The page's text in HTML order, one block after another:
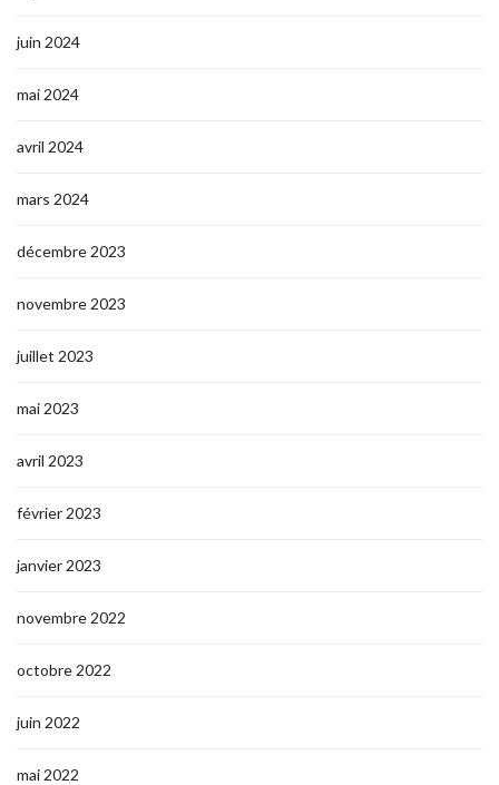
juin 2024
mai 2024
avril 2024
mars 2024
décembre 2023
novembre 2023
juillet 2023
mai 2023
avril 2023
février 2023
janvier 2023
novembre 2022
octobre 2022
juin 2022
mai 2022